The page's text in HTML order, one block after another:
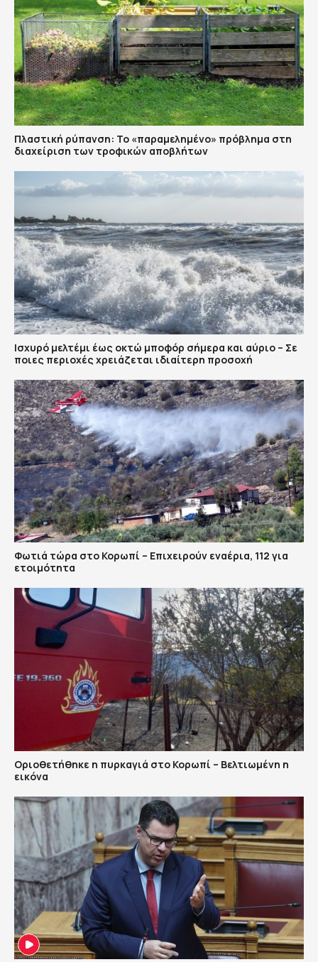
Πλαστική ρύπανση: Το «παραμελημένο» πρόβλημα στη
διαχείριση των τροφικών αποβλήτων
Ισχυρό μελτέμι έως οκτώ μποφόρ σήμερα και αύριο – Σε
ποιες περιοχές χρειάζεται ιδιαίτερη προσοχή
Φωτιά τώρα στο Κορωπί – Επιχειρούν εναέρια, 112 για
ετοιμότητα
Οριοθετήθηκε η πυρκαγιά στο Κορωπί – Βελτιωμένη η
εικόνα